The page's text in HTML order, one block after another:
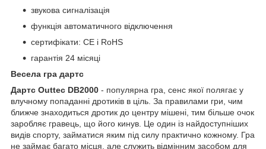
звукова сигналізація
функція автоматичного відключення
сертифікати: CE і RoHS
гарантія 24 місяці
Весела гра дартс
Дартс Outtec DB2000 - популярна гра, сенс якої полягає у
влучному попаданні дротиків в ціль. За правилами гри, чим
ближче знаходиться дротик до центру мішені, тим більше очок
заробляє гравець, що його кинув. Це один із найдоступніших
видів спорту, займатися яким під силу практично кожному. Гра
не займає багато місця, але служить відмінним засобом для